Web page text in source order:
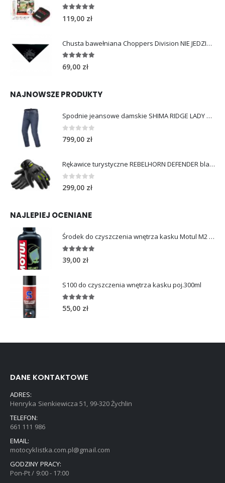
out of 5
119,00 zł
Chusta bawełniana Choppers Division NIE JEDZIESZ NIE ŻYJESZ
out of 5
69,00 zł
NAJNOWSZE PRODUKTY
Spodnie jeansowe damskie SHIMA RIDGE LADY blue
out of 5
799,00 zł
Rękawice turystyczne REBELHORN DEFENDER black yellow fluo
out of 5
299,00 zł
NAJLEPIEJ OCENIANE
Środek do czyszczenia wnętrza kasku Motul M2 HELMET INTERIOR 250ml
out of 5
39,00 zł
S100 do czyszczenia wnętrza kasku poj.300ml
out of 5
55,00 zł
DANE KONTAKTOWE
ADRES:
Henryka Sienkiewicza 51, 99-320 Żychlin
TELEFON:
661 111 986
EMAIL:
motocyklistka.com.pl@gmail.com
GODZINY PRACY:
Pon-Pt / 9:00 - 17:00